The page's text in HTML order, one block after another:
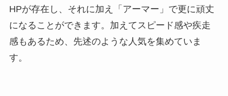
HPが存在し、それに加え「アーマー」で更に頑丈
になることができます。加えてスピード感や疾走
感もあるため、先述のような人気を集めていま
す。